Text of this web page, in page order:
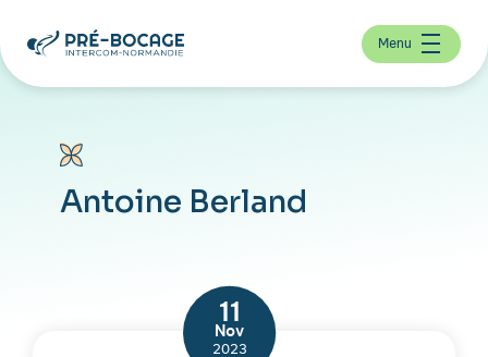
Menu
Antoine Berland
11
Nov
2023